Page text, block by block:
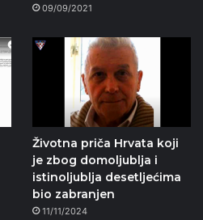
09/09/2021
Životna priča Hrvata koji
je zbog domoljublja i
istinoljublja desetljećima
bio zabranjen
11/11/2024